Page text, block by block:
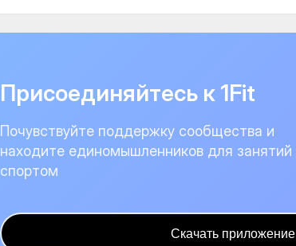
Присоединяйтесь к 1Fit
Почувствуйте поддержку сообщества и
находите единомышленников для занятий
спортом
Скачать приложение